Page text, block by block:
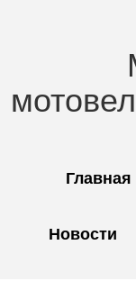
Главная
Новости